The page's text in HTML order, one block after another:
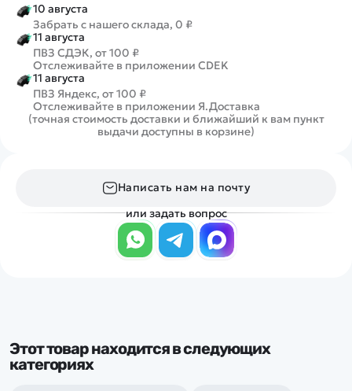
10 августа
Забрать с нашего склада, 0 ₽
11 августа
ПВЗ СДЭК, от 100 ₽
Отслеживайте в приложении CDEK
11 августа
ПВЗ Яндекс, от 100 ₽
Отслеживайте в приложении Я.Доставка
(точная стоимость доставки и ближайший к вам пункт
выдачи доступны в корзине)
Написать нам на почту
или задать вопрос
Этот товар находится в следующих
категориях